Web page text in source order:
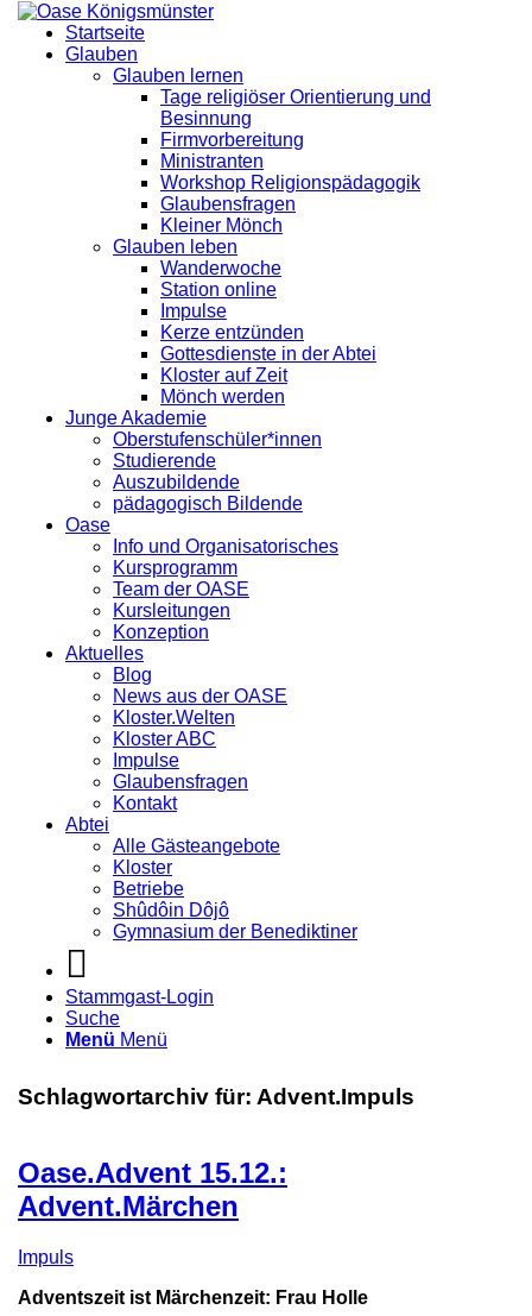
Startseite
Glauben
Glauben lernen
Tage religiöser Orientierung und
Besinnung
Firmvorbereitung
Ministranten
Workshop Religionspädagogik
Glaubensfragen
Kleiner Mönch
Glauben leben
Wanderwoche
Station online
Impulse
Kerze entzünden
Gottesdienste in der Abtei
Kloster auf Zeit
Mönch werden
Junge Akademie
Oberstufenschüler*innen
Studierende
Auszubildende
pädagogisch Bildende
Oase
Info und Organisatorisches
Kursprogramm
Team der OASE
Kursleitungen
Konzeption
Aktuelles
Blog
News aus der OASE
Kloster.Welten
Kloster ABC
Impulse
Glaubensfragen
Kontakt
Abtei
Alle Gästeangebote
Kloster
Betriebe
Shûdôin Dôjô
Gymnasium der Benediktiner
Stammgast-Login
Suche
Menü Menü
Schlagwortarchiv für: Advent.Impuls
Oase.Advent 15.12.:
Advent.Märchen
Impuls
Adventszeit ist Märchenzeit: Frau Holle